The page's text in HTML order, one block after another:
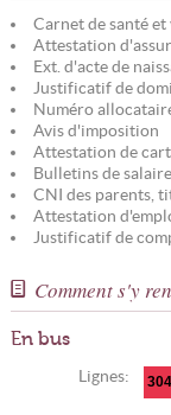
Carnet de santé
Attestation
Ext. d'acte de
Justificatif de
Numéro
Avis d'imposition
Attestation de
Bulletins de salaire
CNI des parents,
Attestation
Justificatif de
Comment s'y
En bus
Lignes: 304